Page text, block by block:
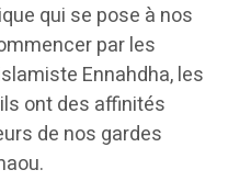
qui se pose à nos
par les
Ennahdha, les
ont des affinités
de nos gardes